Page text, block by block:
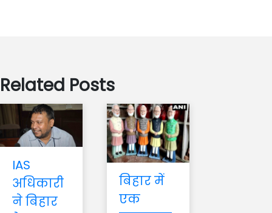
Related Posts
IAS
अधिकारी
ने बिहार
बिहार में
एक